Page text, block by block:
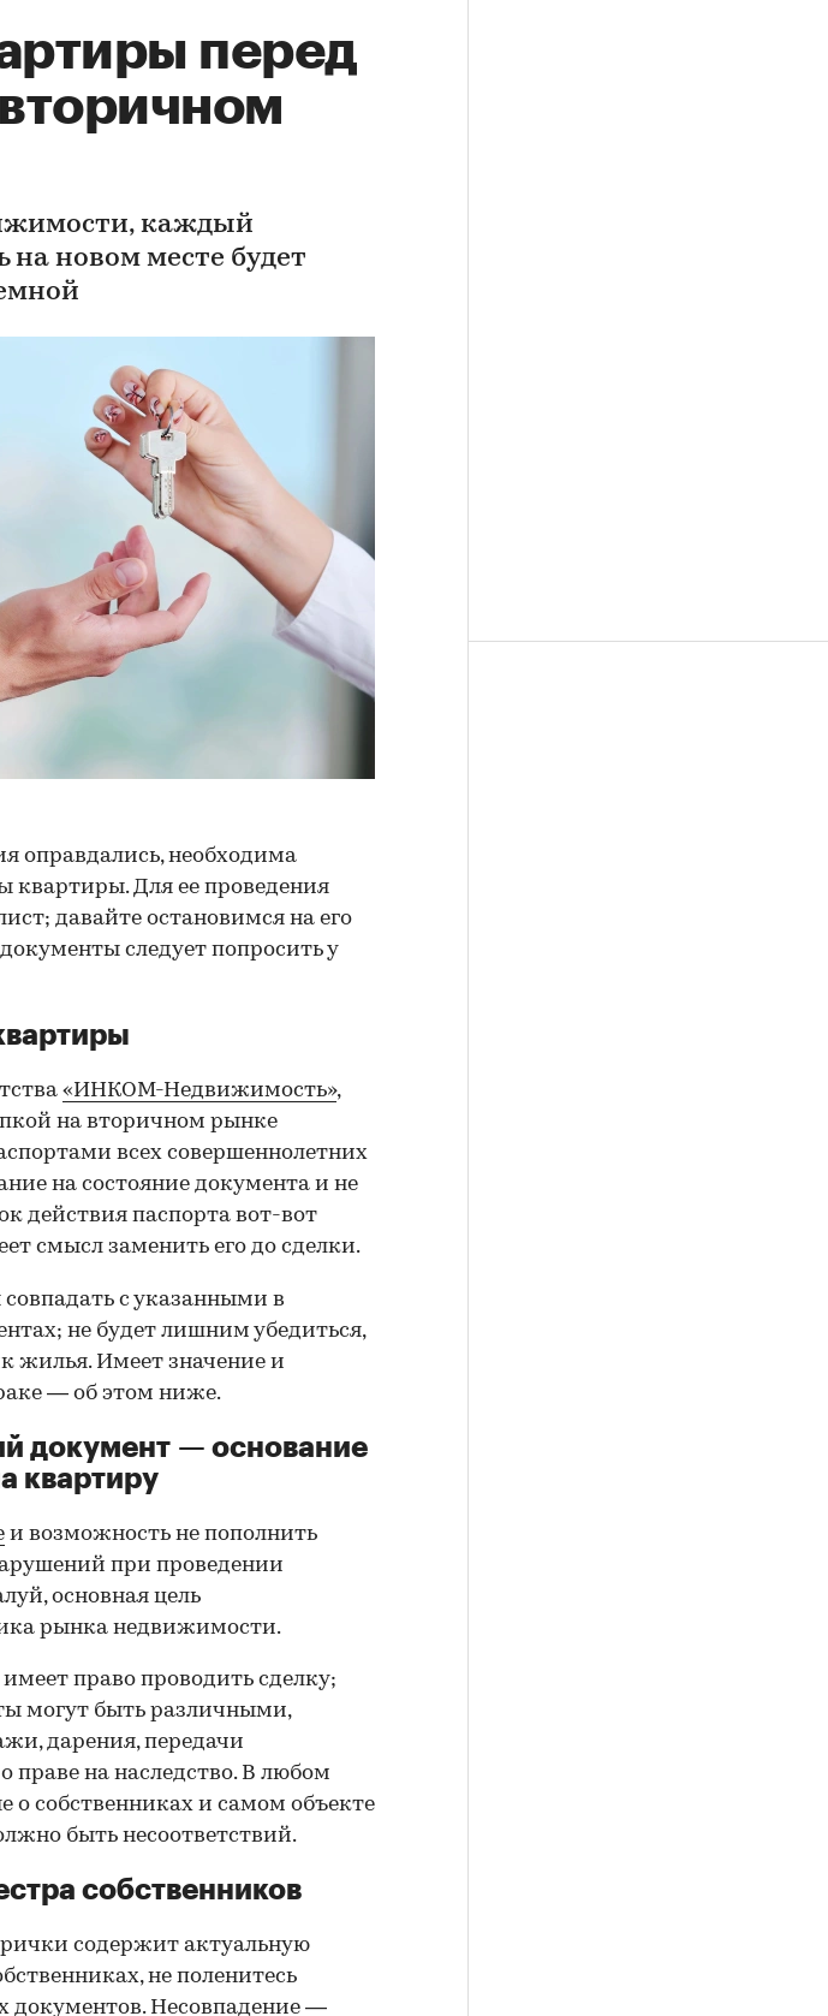
перед
каждый
на новом месте будет
оправдались, необходима
квартиры. Для ее проведения
давайте остановимся на его
следует попросить у
«ИНКОМ-Недвижимость»,
на вторичном рынке
всех совершеннолетних
на состояние документа и не
действия паспорта вот-вот
смысл заменить его до сделки.
с указанными в
не будет лишним убедиться,
жилья. Имеет значение и
— об этом ниже.
документ — основание
квартиру
и возможность не пополнить
при проведении
основная цель
рынка недвижимости.
право проводить сделку;
могут быть различными,
дарения, передачи
праве на наследство. В любом
о собственниках и самом объекте
быть несоответствий.
собственников
содержит актуальную
не поленитесь
документов. Несовпадение —